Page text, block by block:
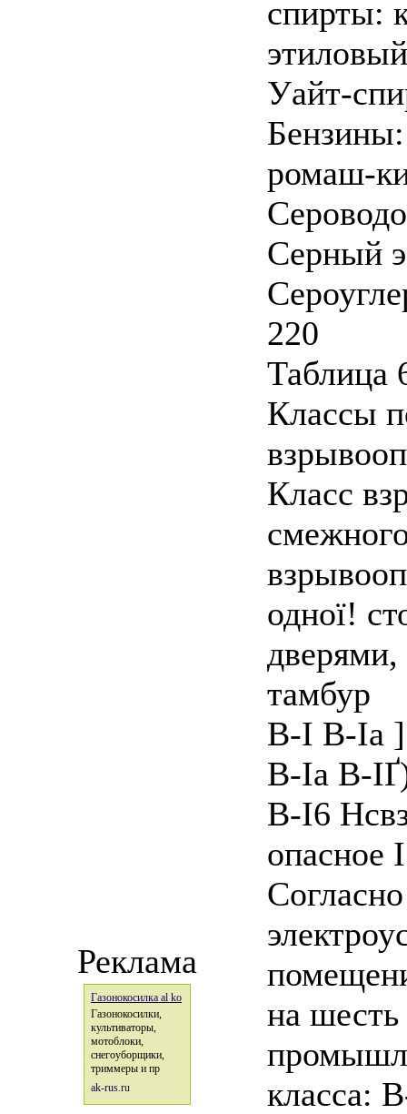
спирты:
Уайт-
ромаш-
Серный
220
Таблица
Классы
Класс
одної!
тамбур
B-I B-Ia ]
B-Ia В-
B-I6
опасное I
на шесть
класса:
Реклама
Газонокосилка al ko
Газонокосилки,
культиваторы,
мотоблоки,
снегоуборщики,
триммеры и пр
ak-rus.ru